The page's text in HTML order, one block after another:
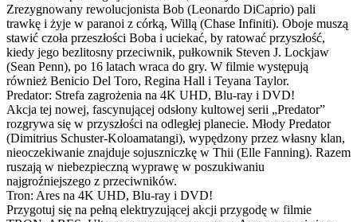
Zrezygnowany rewolucjonista Bob (Leonardo DiCaprio) pali
trawkę i żyje w paranoi z córką, Willą (Chase Infiniti). Oboje muszą
stawić czoła przeszłości Boba i uciekać, by ratować przyszłość,
kiedy jego bezlitosny przeciwnik, pułkownik Steven J. Lockjaw
(Sean Penn), po 16 latach wraca do gry. W filmie występują
również Benicio Del Toro, Regina Hall i Teyana Taylor.
Predator: Strefa zagrożenia na 4K UHD, Blu-ray i DVD!
Akcja tej nowej, fascynującej odsłony kultowej serii „Predator”
rozgrywa się w przyszłości na odległej planecie. Młody Predator
(Dimitrius Schuster-Koloamatangi), wypędzony przez własny klan,
nieoczekiwanie znajduje sojuszniczkę w Thii (Elle Fanning). Razem
ruszają w niebezpieczną wyprawę w poszukiwaniu
najgroźniejszego z przeciwników.
Tron: Ares na 4K UHD, Blu-ray i DVD!
Przygotuj się na pełną elektryzującej akcji przygodę w filmie